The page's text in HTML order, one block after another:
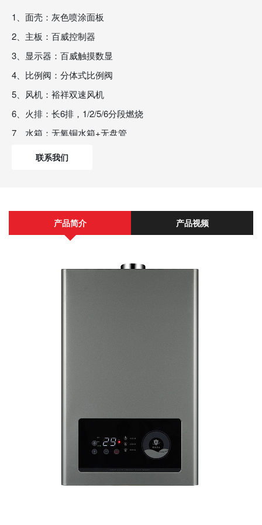
1、面壳：灰色喷涂面板
2、主板：百威控制器
3、显示器：百威触摸数显
4、比例阀：分体式比例阀
5、风机：裕祥双速风机
6、火排：长6排，1/2/5/6分段燃烧
7、水箱：无氧铜水箱+无盘管
8、电源线：带漏保电源线
联系我们
产品简介 产品视频